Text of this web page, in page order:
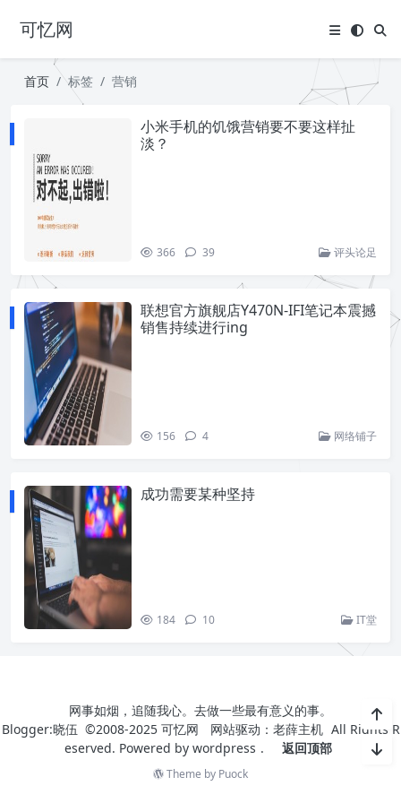
可忆网
首页 标签 营销
小米手机的饥饿营销要不要这样扯
淡？
366 39 评头论足
联想官方旗舰店Y470N-IFI笔记本震撼
销售持续进行ing
156 4 网络铺子
成功需要某种坚持
184 10 IT堂
网事如烟，追随我心。去做一些最有意义的事。
Blogger:晓伍 ©2008-2025 可忆网 网站驱动： 老薛主机 All Rights R
eserved. Powered by wordpress . 返回顶部
Theme by Puock